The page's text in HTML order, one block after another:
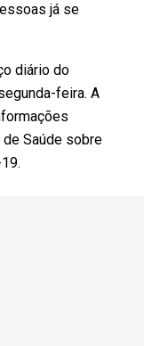
já se
diário do
feira. A
Saúde sobre